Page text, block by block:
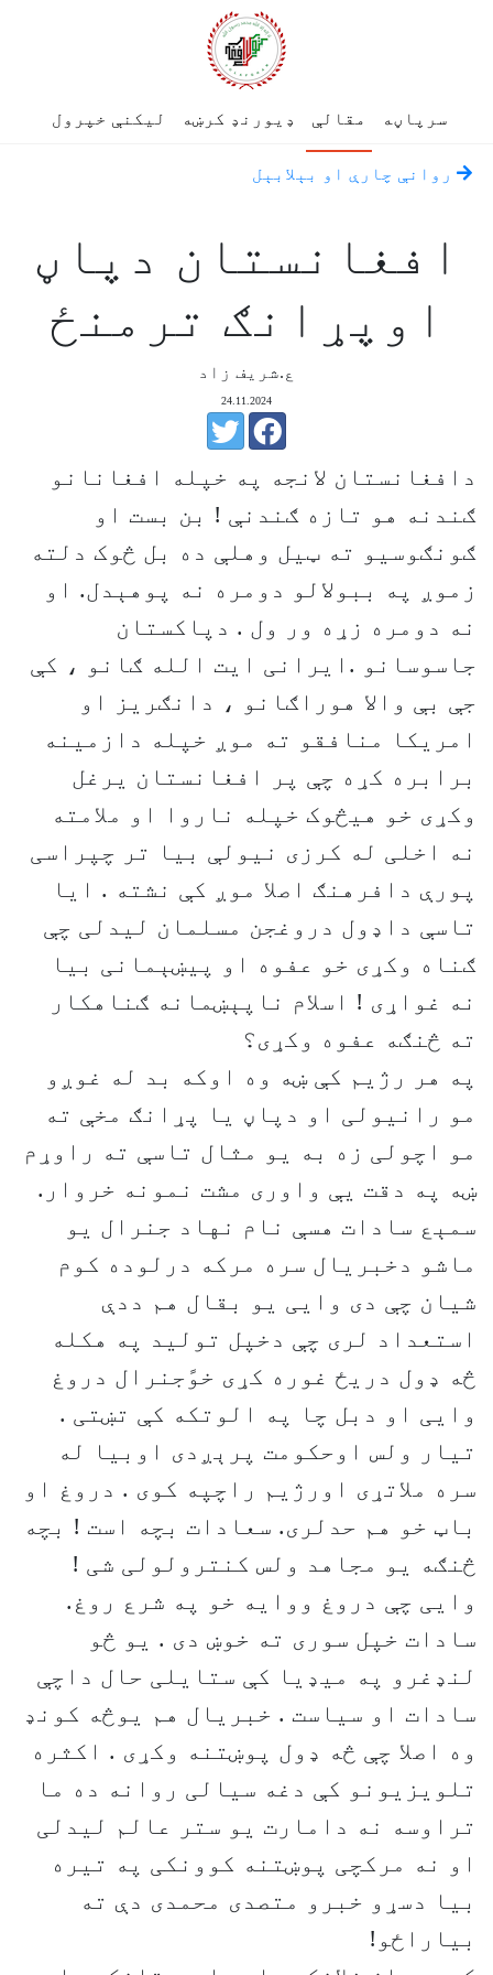
سرپاڼه مقالې ډیورنډ کرښه لیکنې خپرول
روانې چارې او بېلابېل
افغانستان دپاڼ
اوپړانګ ترمنځ
ع.شریف زاد
24.11.2024
دافغانستان لانجه په خپله افغانانو
ګندنه هو تازه ګندنې ! بن بست او
ګونګوسیو ته ټیل وهلې ده بل څوک دلته
زموږ په ببولالو دومره نه پوهېدل. او
نه دومره زړه ور ول . دپاکستان
جاسوسانو .ایرانی ایت الله ګانو ، کې
جې بې والا هوراګانو ، دانګریز او
امریکا منافقو ته موږ خپله دازمینه
برابره کړه چې پر افغانستان یرغل
وکړی خو هیڅوک خپله ناروا او ملامته
نه اخلی له کرزی نیولې بیا تر چپراسی
پورې دافرهنګ اصلا موږ کې نشته . ایا
تاسې داډول دروغجن مسلمان لیدلی چې
ګناه وکړی خو عفوه او پیښېمانی بیا
نه غواړی ! اسلام ناپېښمانه ګناهکار
ته څنګه عفوه وکړی؟
په هر رژیم کې ښه وه اوکه بد له غوږو
مو رانیولی او دپاڼ یا پړانګ مخې ته
مو اچولی زه به یو مثال تاسې ته راوړم
ښه په دقت یې واوری مشت نمونه خروار.
سمېع سادات هسې نام نهاد جنرال یو
ماشو دخبریال سره مرکه درلوده کوم
شیان چې دی وایی یو بقال هم ددې
استعداد لری چې دخپل تولید په هکله
څه ډول دریځ غوره کړی خوًجنرال دروغ
وایی او دبل چا په الوتکه کې تښتی .
تیار ولس اوحکومت پرېږدی اوبیا له
سره ملاتړی اورژیم راچپه کوی . دروغ او
باټ خو هم حدلری. سعادات بچه است ! بچه
څنګه یو مجاهد ولس کنترولولی شی !
وایی چې دروغ ووایه خو په شرع روغ.
سادات خپل سوری ته خوښ دی . یو څو
لنډغرو په میډیا کې ستایلی حال داچې
سادات او سیاست . خبریال هم یوڅه کونډ
وه اصلا چې څه ډول پوښتنه وکړی . اکثره
تلویزیونو کې دغه سیالی روانه ده ما
تراوسه نه دامارت یو ستر عالم لیدلی
او نه مرکچی پوښتنه کوونکی په تیره
بیا دسړو خبرو متصدی محمدی دې ته
بیاراځو!